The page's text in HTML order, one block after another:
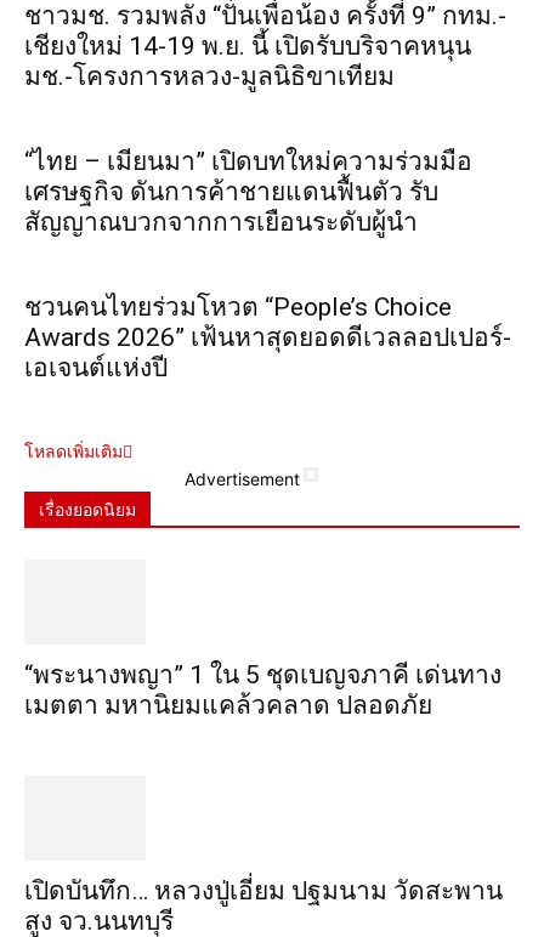
ชาวมช. รวมพลัง “ปั่นเพื่อน้อง ครั้งที่ 9” กทม.-
เชียงใหม่ 14-19 พ.ย. นี้ เปิดรับบริจาคหนุน
มช.-โครงการหลวง-มูลนิธิขาเทียม
“ไทย – เมียนมา” เปิดบทใหม่ความร่วมมือ
เศรษฐกิจ ดันการค้าชายแดนฟื้นตัว รับ
สัญญาณบวกจากการเยือนระดับผู้นำ
ชวนคนไทยร่วมโหวต “People’s Choice
Awards 2026” เฟ้นหาสุดยอดดีเวลลอปเปอร์-
เอเจนต์แห่งปี
โหลดเพิ่มเติม
Advertisement
เรื่องยอดนิยม
“พระ​นาง​พญา” 1 ใน 5​ ชุดเบญจ​ภาคี​ เด่นทาง
เมตตา​ มหา​นิยม​แคล้วคลาด​ ปลอดภัย​
เปิดบันทึก… หลวงปู่เอี่ยม ​ปฐม​นาม​ วัดสะพาน
สูง​ จว.นนทบุรี